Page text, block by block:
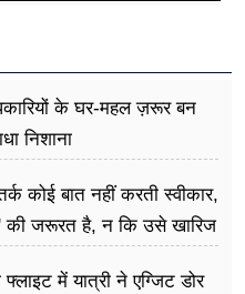
के घर-महल ज़रूर बन
निशाना
कोई बात नहीं करती स्वीकार,
की जरूरत है, न कि उसे खारिज
में यात्री ने एग्जिट डोर